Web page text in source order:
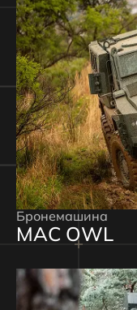
Бронемашина
MAC OWL